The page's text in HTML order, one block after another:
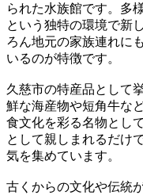
られた水族館です。多
という独特の環境で新
ろん地元の家族連れに
いるのが特徴です。
久慈市の特産品として
鮮な海産物や短角牛な
食文化を彩る名物とし
として親しまれるだけ
気を集めています。
古くからの文化や伝統